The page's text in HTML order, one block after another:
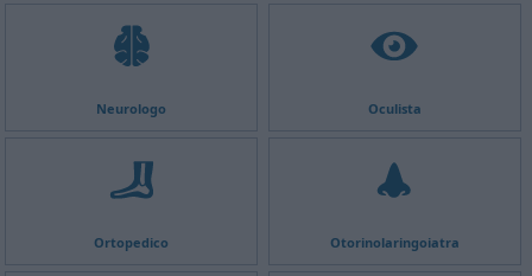
Neurologo Oculista
Ortopedico Otorinolaringoiatra